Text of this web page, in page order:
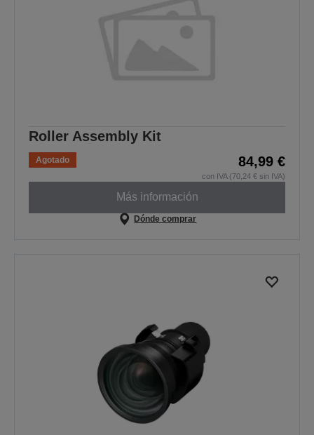
Roller Assembly Kit
Agotado 84,99 €
con IVA (70,24 € sin IVA)
Más información
Dónde comprar